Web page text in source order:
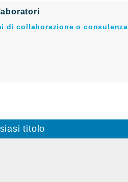
di collaborazione o consulenza
titolo